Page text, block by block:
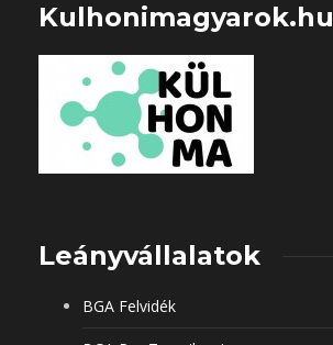
Kulhonimagyarok.hu
Leányvállalatok
BGA Felvidék